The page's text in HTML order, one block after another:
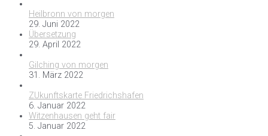
Heilbronn von morgen
29. Juni 2022
Übersetzung
29. April 2022
Gilching von morgen
31. März 2022
ZUkunftskarte Friedrichshafen
6. Januar 2022
Witzenhausen geht fair
5. Januar 2022